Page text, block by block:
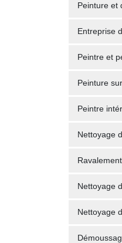
Peinture et
Entreprise
Peintre et
Peinture
Peintre
Nettoyage
Nettoyage
Nettoyage